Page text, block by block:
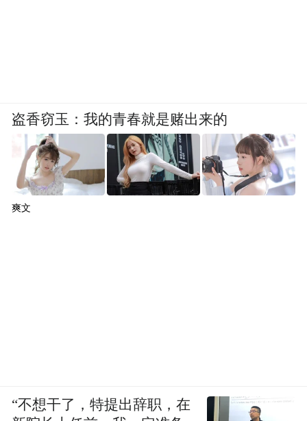
盗香窃玉：我的青春就是赌出来的
爽文
“不想干了，特提出辞职，在